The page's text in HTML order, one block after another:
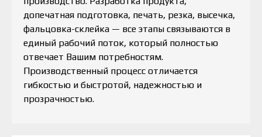
допечатная подготовка, печать, резка, высечка,
фальцовка-склейка — все этапы связываются в
единый рабочий поток, который полностью
отвечает Вашим потребностям.
Производственный процесс отличается
гибкостью и быстротой, надежностью и
прозрачностью.